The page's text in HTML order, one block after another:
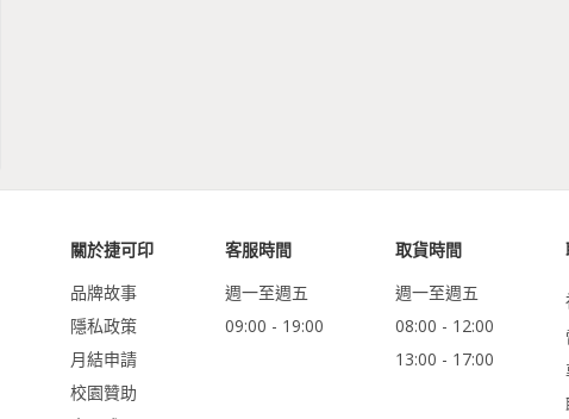
關於捷可印
品牌故事
隱私政策
月結申請
校園贊助
客服時間
週一至週五
09:00 - 19:00
取貨時間
週一至週五
08:00 - 12:00
13:00 - 17:00